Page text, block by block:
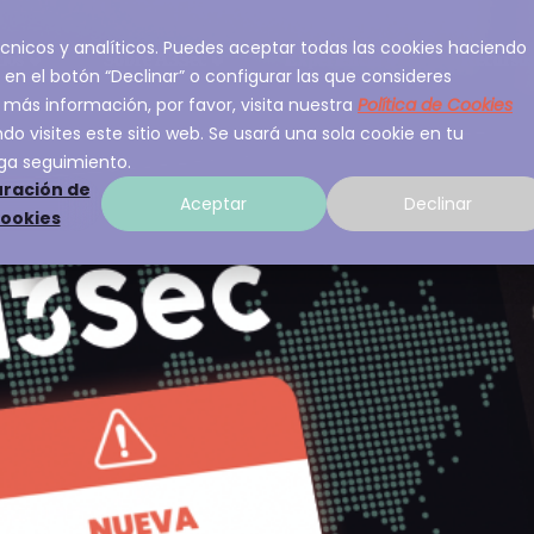
y analíticos. Puedes aceptar todas las cookies haciendo
el botón “Declinar” o configurar las que consideres
información, por favor, visita nuestra Política de Cookies
visites este sitio web. Se usará una sola cookie en tu
seguimiento.
de
Aceptar Declinar
Sobre A3Sec Experiencia